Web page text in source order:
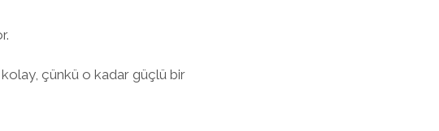
çünkü o kadar güçlü bir